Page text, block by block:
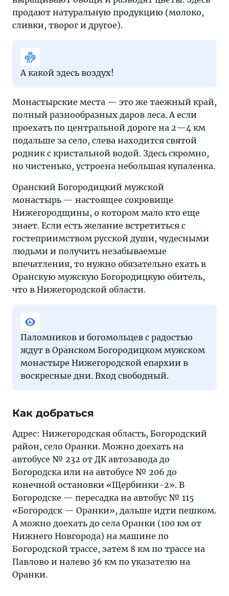
продают натуральную продукцию (молоко,
сливки, творог и другое).
А какой здесь воздух!
Монастырские места — это же таежный край,
полный разнообразных даров леса. А если
проехать по центральной дороге на 2—4 км
подальше за село, слева находится святой
родник с кристальной водой. Здесь скромно,
но чистенько, устроена небольшая купаленка.
Оранский Богородицкий мужской
монастырь — настоящее сокровище
Нижегородщины, о котором мало кто еще
знает. Если есть желание встретиться с
гостеприимством русской души, чудесными
людьми и получить незабываемые
впечатления, то нужно обязательно ехать в
Оранскую мужскую Богородицкую обитель,
что в Нижегородской области.
Паломников и богомольцев с радостью
ждут в Оранском Богородицком мужском
монастыре Нижегородской епархии в
воскресные дни. Вход свободный.
Как добраться
Адрес: Нижегородская область, Богородский
район, село Оранки. Можно доехать на
автобусе № 232 от ДК автозавода до
Богородска или на автобусе № 206 до
конечной остановки «Щербинки-2». В
Богородске — пересадка на автобус № 115
«Богородск — Оранки», дальше идти пешком.
А можно доехать до села Оранки (100 км от
Нижнего Новгорода) на машине по
Богородской трассе, затем 8 км по трассе на
Павлово и налево 36 км по указателю на
Оранки.